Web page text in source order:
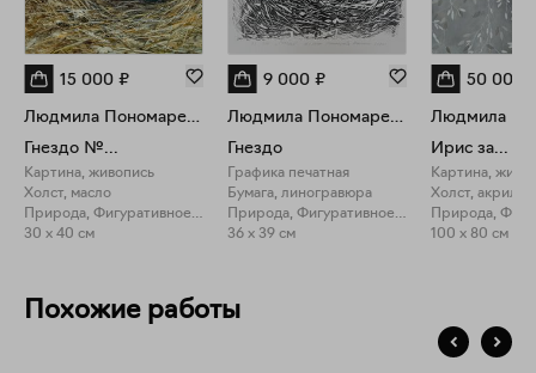
15 000 ₽
Людмила Пономарева
Гнездо №...
Картина, живопись
Холст, масло
Природа, Фигуративное искусство
30 x 40 см
9 000 ₽
Людмила Пономарева
Гнездо
Графика печатная
Бумага, линогравюра
Природа, Фигуративное искусство
36 x 39 см
50 000
Ирис за...
Картина,
Холст, акрил
100 x 80 см
Похожие работы